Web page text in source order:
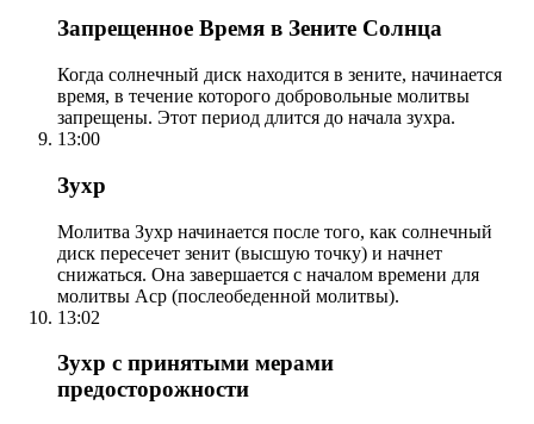
Запрещенное Время в Зените Солнца
Когда солнечный диск находится в зените, начинается
время, в течение которого добровольные молитвы
запрещены. Этот период длится до начала зухра.
13:00
Зухр
Молитва Зухр начинается после того, как солнечный
диск пересечет зенит (высшую точку) и начнет
снижаться. Она завершается с началом времени для
молитвы Аср (послеобеденной молитвы).
13:02
Зухр с принятыми мерами
предосторожности